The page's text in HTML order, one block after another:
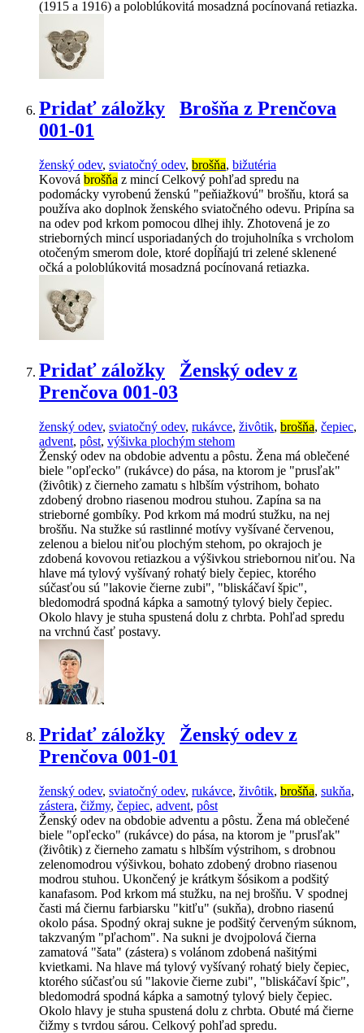
(1915 a 1916) a poloblúkovitá mosadzná pocínovaná retiazka.
Pridať záložky
Brošňa z Prenčova
001-01
ženský odev, sviatočný odev, brošňa, bižutéria
Kovová brošňa z mincí Celkový pohľad spredu na
podomácky vyrobenú ženskú "peňiažkovú" brošňu, ktorá sa
používa ako doplnok ženského sviatočného odevu. Pripína sa
na odev pod krkom pomocou dlhej ihly. Zhotovená je zo
strieborných mincí usporiadaných do trojuholníka s vrcholom
otočeným smerom dole, ktoré dopĺňajú tri zelené sklenené
očká a poloblúkovitá mosadzná pocínovaná retiazka.
Pridať záložky
Ženský odev z
Prenčova 001-03
ženský odev, sviatočný odev, rukávce, živôtik, brošňa, čepiec,
advent, pôst, výšivka plochým stehom
Ženský odev na obdobie adventu a pôstu. Žena má oblečené
biele "opľecko" (rukávce) do pása, na ktorom je "prusľak"
(živôtik) z čierneho zamatu s hlbším výstrihom, bohato
zdobený drobno riasenou modrou stuhou. Zapína sa na
strieborné gombíky. Pod krkom má modrú stužku, na nej
brošňu. Na stužke sú rastlinné motívy vyšívané červenou,
zelenou a bielou niťou plochým stehom, po okrajoch je
zdobená kovovou retiazkou a výšivkou striebornou niťou. Na
hlave má tylový vyšívaný rohatý biely čepiec, ktorého
súčasťou sú "lakovie čierne zubi", "bliskáčaví špic",
bledomodrá spodná kápka a samotný tylový biely čepiec.
Okolo hlavy je stuha spustená dolu z chrbta. Pohľad spredu
na vrchnú časť postavy.
Pridať záložky
Ženský odev z
Prenčova 001-01
ženský odev, sviatočný odev, rukávce, živôtik, brošňa, sukňa,
zástera, čižmy, čepiec, advent, pôst
Ženský odev na obdobie adventu a pôstu. Žena má oblečené
biele "opľecko" (rukávce) do pása, na ktorom je "prusľak"
(živôtik) z čierneho zamatu s hlbším výstrihom, s drobnou
zelenomodrou výšivkou, bohato zdobený drobno riasenou
modrou stuhou. Ukončený je krátkym šósikom a podšitý
kanafasom. Pod krkom má stužku, na nej brošňu. V spodnej
časti má čiernu farbiarsku "kitľu" (sukňa), drobno riasenú
okolo pása. Spodný okraj sukne je podšitý červeným súknom,
takzvaným "pľachom". Na sukni je dvojpolová čierna
zamatová "šata" (zástera) s volánom zdobená našitými
kvietkami. Na hlave má tylový vyšívaný rohatý biely čepiec,
ktorého súčasťou sú "lakovie čierne zubi", "bliskáčaví špic",
bledomodrá spodná kápka a samotný tylový biely čepiec.
Okolo hlavy je stuha spustená dolu z chrbta. Obuté má čierne
čižmy s tvrdou sárou. Celkový pohľad spredu.